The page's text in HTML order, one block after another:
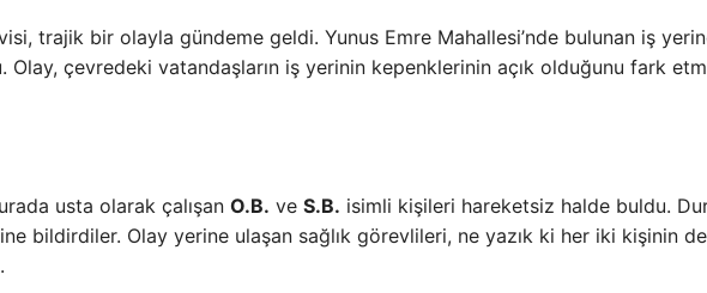
trajik bir olayla gündeme geldi. Yunus Emre Mahallesi’nde bulunan iş
Olay, çevredeki vatandaşların iş yerinin kepenklerinin açık olduğunu fark
usta olarak çalışan O.B. ve S.B. isimli kişileri hareketsiz halde buldu.
bildirdiler. Olay yerine ulaşan sağlık görevlileri, ne yazık ki her iki kişinin de